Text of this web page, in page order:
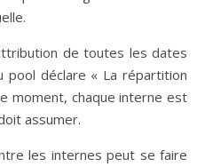
de toutes les dates
pool déclare « La répartition
moment, chaque interne est
assumer.
les internes peut se faire